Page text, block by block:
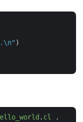
)
. cl .